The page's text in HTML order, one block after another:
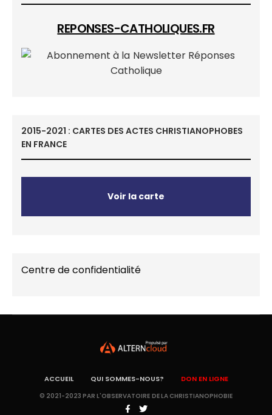
REPONSES-CATHOLIQUES.FR
2015-2021 : CARTES DES ACTES CHRISTIANOPHOBES
EN FRANCE
Voir la carte
Centre de confidentialité
ACCUEIL QUI SOMMES-NOUS? DON EN LIGNE
© 2021-2023 PAR L'OBSERVATOIRE DE LA CHRISTIANOPHOBIE